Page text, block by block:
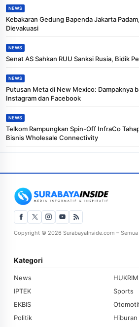
NEWS
Kebakaran Gedung Bapenda Jakarta
Dievakuasi
NEWS
Senat AS Sahkan RUU Sanksi Rusia, Bidik
NEWS
Putusan Meta di New Mexico: Dampaknya
Instagram dan Facebook
NEWS
Telkom Rampungkan Spin-Off InfraCo
Bisnis Wholesale Connectivity
Copyright © 2026 SurabayaInside.com –
Kategori
News
HUKRIM
IPTEK
Sports
EKBIS
Politik
Hiburan